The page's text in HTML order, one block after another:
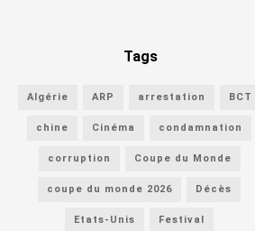
Tags
Algérie ARP arrestation BCT
chine Cinéma condamnation
corruption Coupe du Monde
coupe du monde 2026 Décès
Etats-Unis Festival